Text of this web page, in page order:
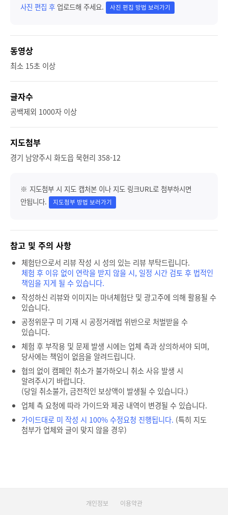
사진 편집 후 업로드해 주세요. 사진 편집 방법 보러가기
동영상
최소 15초 이상
글자수
공백제외 1000자 이상
지도첨부
경기 남양주시 화도읍 묵현리 358-12
※ 지도첨부 시 지도 캡처본 이나 지도 링크URL로 첨부하시면
안됩니다.
지도첨부 방법 보러가기
참고 및 주의 사항
체험단으로서 리뷰 작성 시 성의 있는 리뷰 부탁드립니다.
체험 후 이유 없이 연락을 받지 않을 시, 일정 시간 검토 후 법적인
책임을 지게 될 수 있습니다.
작성하신 리뷰와 이미지는 마녀체험단 및 광고주에 의해 활용될 수
있습니다.
공정위문구 미 기재 시 공정거래법 위반으로 처벌받을 수
있습니다.
체험 후 부작용 및 문제 발생 시에는 업체 측과 상의하셔야 되며,
당사에는 책임이 없음을 알려드립니다.
협의 없이 캠페인 취소가 불가하오니 취소 사유 발생 시
알려주시기 바랍니다.
(당일 취소불가, 금전적인 보상액이 발생될 수 있습니다.)
업체 측 요청에 따라 가이드와 제공 내역이 변경될 수 있습니다.
가이드대로 미 작성 시 100% 수정요청 진행됩니다. (특히 지도
첨부가 업체와 글이 맞지 않을 경우)
개인정보 이용약관